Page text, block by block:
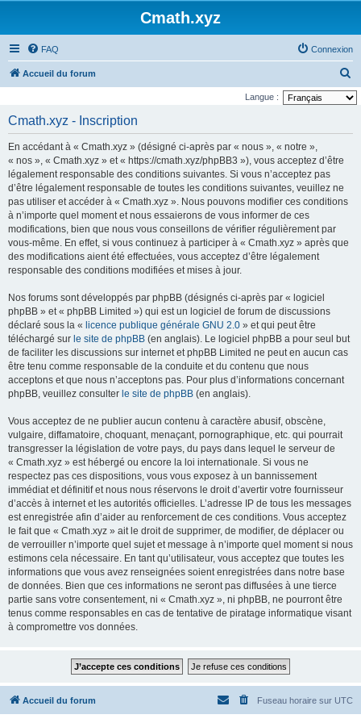
Cmath.xyz
FAQ Connexion
Accueil du forum
e
Langue :
Cmath.xyz - Inscription
En accédant à « Cmath.xyz » (désigné ci-après par « nous », « notre »,
« nos », « Cmath.xyz » et « https://cmath.xyz/phpBB3 »), vous acceptez d’être
légalement responsable des conditions suivantes. Si vous n’acceptez pas
d’être légalement responsable de toutes les conditions suivantes, veuillez ne
pas utiliser et accéder à « Cmath.xyz ». Nous pouvons modifier ces conditions
à n’importe quel moment et nous essaierons de vous informer de ces
modifications, bien que nous vous conseillons de vérifier régulièrement par
vous-même. En effet, si vous continuez à participer à « Cmath.xyz » après que
des modifications aient été effectuées, vous acceptez d’être légalement
responsable des conditions modifiées et mises à jour.
Nos forums sont développés par phpBB (désignés ci-après par « logiciel
phpBB » et « phpBB Limited ») qui est un logiciel de forum de discussions
déclaré sous la « licence publique générale GNU 2.0 » et qui peut être
téléchargé sur le site de phpBB (en anglais). Le logiciel phpBB a pour seul but
de faciliter les discussions sur internet et phpBB Limited ne peut en aucun cas
être tenu comme responsable de la conduite et du contenu que nous
acceptons et que nous n’acceptons pas. Pour plus d’informations concernant
phpBB, veuillez consulter le site de phpBB (en anglais).
Vous acceptez de ne publier aucun contenu à caractère abusif, obscène,
vulgaire, diffamatoire, choquant, menaçant, pornographique, etc. qui pourrait
transgresser la législation de votre pays, du pays dans lequel le serveur de
« Cmath.xyz » est hébergé ou encore la loi internationale. Si vous ne
respectez pas ces dispositions, vous vous exposez à un bannissement
immédiat et définitif et nous nous réservons le droit d’avertir votre fournisseur
d’accès à internet et les autorités officielles. L’adresse IP de tous les messages
est enregistrée afin d’aider au renforcement de ces conditions. Vous acceptez
le fait que « Cmath.xyz » ait le droit de supprimer, de modifier, de déplacer ou
de verrouiller n’importe quel sujet et message à n’importe quel moment si nous
estimons cela nécessaire. En tant qu’utilisateur, vous acceptez que toutes les
informations que vous avez renseignées soient enregistrées dans notre base
de données. Bien que ces informations ne seront pas diffusées à une tierce
partie sans votre consentement, ni « Cmath.xyz », ni phpBB, ne pourront être
tenus comme responsables en cas de tentative de piratage informatique visant
à compromettre vos données.
Accueil du forum Fuseau horaire sur UTC